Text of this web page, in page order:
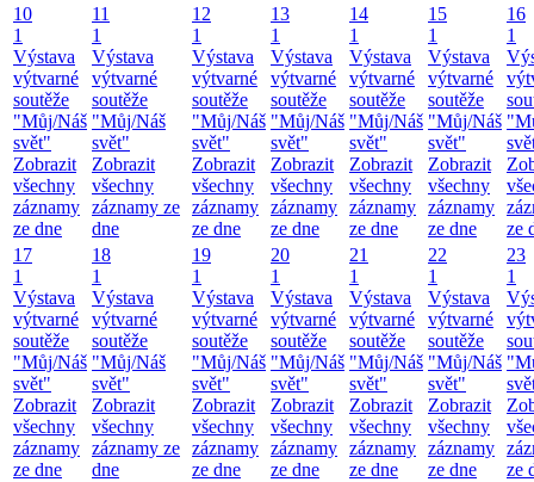
10
1
Výstava
výtvarné
soutěže
"Můj/Náš
svět"
Zobrazit
všechny
záznamy
ze dne
11
1
Výstava
výtvarné
soutěže
"Můj/Náš
svět"
Zobrazit
všechny
záznamy ze
dne
12
1
Výstava
výtvarné
soutěže
"Můj/Náš
svět"
Zobrazit
všechny
záznamy
ze dne
13
1
Výstava
výtvarné
soutěže
"Můj/Náš
svět"
Zobrazit
všechny
záznamy
ze dne
14
1
Výstava
výtvarné
soutěže
"Můj/Náš
svět"
Zobrazit
všechny
záznamy
ze dne
15
1
Výstava
výtvarné
soutěže
"Můj/Náš
svět"
Zobrazit
všechny
záznamy
ze dne
16
1
ze
17
1
Výstava
výtvarné
soutěže
"Můj/Náš
svět"
Zobrazit
všechny
záznamy
ze dne
18
1
Výstava
výtvarné
soutěže
"Můj/Náš
svět"
Zobrazit
všechny
záznamy ze
dne
19
1
Výstava
výtvarné
soutěže
"Můj/Náš
svět"
Zobrazit
všechny
záznamy
ze dne
20
1
Výstava
výtvarné
soutěže
"Můj/Náš
svět"
Zobrazit
všechny
záznamy
ze dne
21
1
Výstava
výtvarné
soutěže
"Můj/Náš
svět"
Zobrazit
všechny
záznamy
ze dne
22
1
Výstava
výtvarné
soutěže
"Můj/Náš
svět"
Zobrazit
všechny
záznamy
ze dne
23
1
ze